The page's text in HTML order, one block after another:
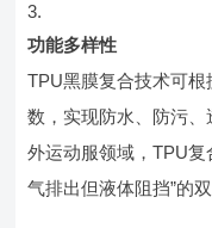
功能多样性
TPU黑膜复合技术可
数，实现防水、防污
外运动服领域，TPU复
气排出但液体阻挡”的双